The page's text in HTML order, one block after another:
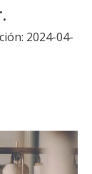
2024-04-